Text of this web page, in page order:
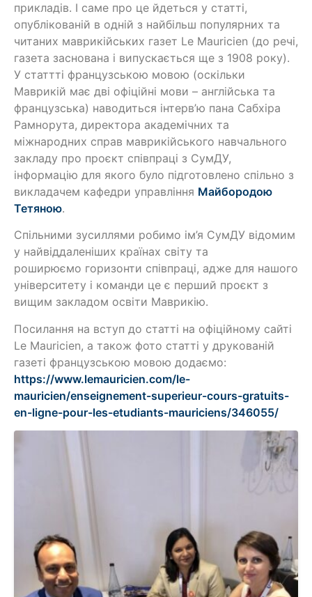
прикладів. І саме про це йдеться у статті,
опублікованій в одній з найбільш популярних та
читаних маврикійських газет Le Mauricien (до речі,
газета заснована і випускається ще з 1908 року).
У статтті французською мовою (оскільки
Маврикій має дві офіційні мови – англійська та
французська) наводиться інтерв’ю пана Сабхіра
Рамнорута, директора академічних та
міжнародних справ маврикійського навчального
закладу про проєкт співпраці з СумДУ,
інформацію для якого було підготовлено спільно з
викладачем кафедри управління Майбородою
Тетяною.
Спільними зусиллями робимо ім’я СумДУ відомим
у найвіддаленіших країнах світу та
роширюємо горизонти співпраці, адже для нашого
університету і команди це є перший проєкт з
вищим закладом освіти Маврикію.
Посилання на вступ до статті на офіційному сайті
Le Mauricien, а також фото статті у друкованій
газеті французською мовою додаємо:
https://www.lemauricien.com/le-
mauricien/enseignement-superieur-cours-gratuits-
en-ligne-pour-les-etudiants-mauriciens/346055/